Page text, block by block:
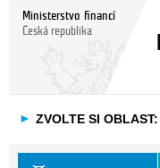
Ministerstvo financí
Česká republika
► ZVOLTE SI OBLAST: